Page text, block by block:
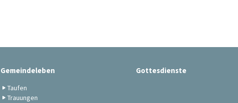
Gemeindeleben
Taufen
Trauungen
Gottesdienste